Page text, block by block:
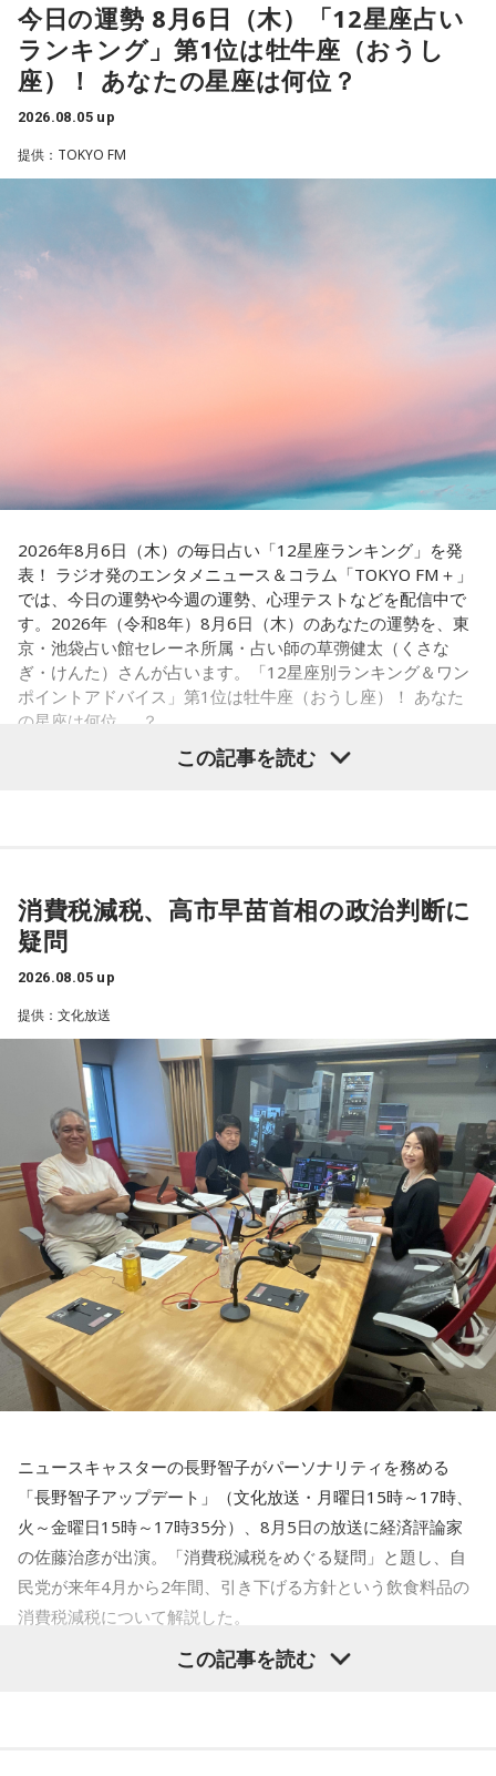
＜番組概要＞
番組名：CHINTAI presents きゃりーぱみゅぱみゅ Chapter
#0 ～Touch Your Heart～
パーソナリティ：きゃりーぱみゅぱみゅ
番組Webサイト：
番組公式X：@ChapterZero_JFN
じ、「いい大人にならないといけない」という自身の思い込
みが外れたと語りました。
番組のテーマである「手紙」にちなみ、森下さんは、美しい
景色を誰かと共有したいときに手紙を書くことが多いと話し
がら移り変わる風景を手紙にしたためる時間を大切にしてい
最後に森下さんは、「今、想いを伝えたい方」として、大好
きな存在であり、「自分が一番似ている」と感じるムーミン
https://www.tfm.co.jp/post/
@sundayspost1
いても話題は及びます。森下さんは、サウナは「リラックス
したいときに利用する身近な存在」だと説明します。かつて
は「裸になっていると嘘がつけない」という考え方から、政
治や仕事の重要な話し合いがサウナでおこなわれることもあ
ったと、その文化的な背景を紹介しました。
ン 自由を愛した芸術家、その仕事と人生」
のような存在になっています。ムーミンの言葉に支えられた
り、励まされている人たちが増えている印象です」と紹介し
ます。
現在ではフィンランドを代表する作品として知られるムーミ
ンですが、原作は1945年に発表されたものの、作者トーベ・
ヤンソンがスウェーデン語系フィンランド人だったこともあ
り、当初は国内で広く親しまれていたわけではありませんで
した。森下さんは、1990年に日本で制作されたアニメーショ
ンがきっかけとなり、フィンランドでも国民的な存在になっ
たと説明しました。
っている」と語ります。「みんな変わっているのに、嫌な奴
付けず、読み手に委ねる世界観に魅了され、フィンランドへ
の興味を深めたと振り返ります。現地で暮らすなかでも、
人々は周囲の目を気にし過ぎず、自分らしく生きていると感
じ、「いい大人にならないといけない」という自身の思い込
みが外れたと語りました。
番組のテーマである「手紙」にちなみ、森下さんは、美しい
景色を誰かと共有したいときに手紙を書くことが多いと話し
ます。トーベ・ヤンソンが夏を過ごした群島で、海を眺めな
がら移り変わる風景を手紙にしたためる時間を大切にしてい
ると語ってくれました。
最後に森下さんは、「今、想いを伝えたい方」として、大好
きな存在であり、「自分が一番似ている」と感じるムーミン
トロールへ宛てた手紙を披露しました。
＜番組概要＞
番組名：日本郵便 SUNDAY'S POST
放送日時：毎週日曜 15:00～15:50
パーソナリティ：小山薫堂、宇賀なつみ
番組Webサイト：https://www.tfm.co.jp/post/
今日の運勢 8月6日（木）「12星座占い
ランキング」第1位は牡牛座（おうし
座）！ あなたの星座は何位？
2026.08.05 up
提供：TOKYO FM
2026年8月6日（木）の毎日占い「12星座ランキング」を発
表！ ラジオ発のエンタメニュース＆コラム「TOKYO FM＋」
では、今日の運勢や今週の運勢、心理テストなどを配信中で
す。2026年（令和8年）8月6日（木）のあなたの運勢を、東
京・池袋占い館セレーネ所属・占い師の草彅健太（くさな
ぎ・けんた）さんが占います。「12星座別ランキング＆ワン
ポイントアドバイス」第1位は牡牛座（おうし座）！ あなた
の星座は何位……？
がまさにそのタイミング。完璧に準備が整っていなくても、
まずは動き出すことで流れが一気に加速していくはず。迷っ
ていた新しいスタイルにも思い切って挑戦して。美容院に行
【2位】乙女座（おとめ座）
知的好奇心が幸運を運んでくる日。気になっていた分野の本
を開いたり、資格や学びについてリサーチしたりしてみまし
ょう。自分のやり方にこだわらず、人のアドバイスを素直に
受け入れてみると視界がパッと開けそう。葉物が入ったサラ
ダを食べるのもおすすめ。
【3位】山羊座（やぎ座）
ワクワクに素直になれる日。趣味やクリエイティブなことに
時間を使うと、大きな達成感が得られそう。恋愛面でも新鮮
な展開が期待できるタイミングなので、気になる人がいるな
ら積極的に声をかけて。川べりを散歩すると気持ちがリフレ
ッシュできそう。
【4位】蟹座（かに座）
人の輪が広がる日。交流会やイベント、SNSでのつながりな
ど、いつもより少し広い世界に飛び込んでみると面白い出会
りてくるかも。
【5位】蠍座（さそり座）
人付き合いを丁寧に扱うと良い日。パートナーや仕事相手と
の間に、小さなすれ違いが起きるかも。理想を押しつけず、
相手の話に耳を傾ければ関係がなめらかになるはずです。歯
のケアをいつもより丁寧にすると、気持ちがシャキッとする
この記事を読む
消費税減税、高市早苗首相の政治判断に
疑問
2026.08.05 up
提供：文化放送
ニュースキャスターの長野智子がパーソナリティを務める
「長野智子アップデート」（文化放送・月曜日15時～17時、
火～金曜日15時～17時35分）、8月5日の放送に経済評論家
の佐藤治彦が出演。「消費税減税をめぐる疑問」と題し、自
民党が来年4月から2年間、引き下げる方針という飲食料品の
消費税減税について解説した。
鈴木敏夫（文化放送解説委員）
「自民党は、きょう開いた臨
この記事を読む